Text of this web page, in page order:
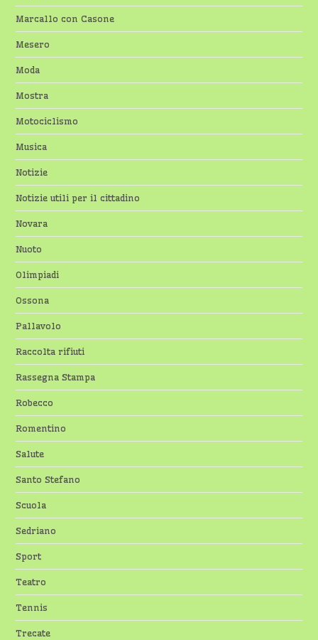
Marcallo con Casone
Mesero
Moda
Mostra
Motociclismo
Musica
Notizie
Notizie utili per il cittadino
Novara
Nuoto
Olimpiadi
Ossona
Pallavolo
Raccolta rifiuti
Rassegna Stampa
Robecco
Romentino
Salute
Santo Stefano
Scuola
Sedriano
Sport
Teatro
Tennis
Trecate